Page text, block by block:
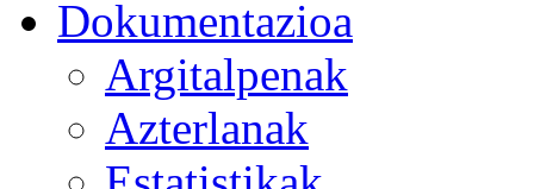
Dokumentazioa
Argitalpenak
Azterlanak